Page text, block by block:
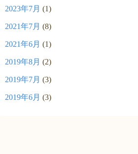
2023年7月 (1)
2021年7月 (8)
2021年6月 (1)
2019年8月 (2)
2019年7月 (3)
2019年6月 (3)